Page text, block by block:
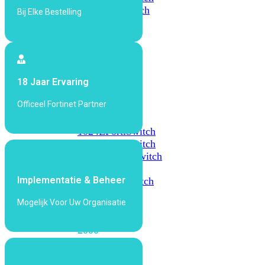
648F
FortiSwitch
1000
1024EFortiSwitch
FortiSwitch
FortiSwitch
FPOEFortiSwitch
2000
Bij Elke Bestelling
18 Jaar Ervaring
Officeel Fortinet Partner
Implementatie & Beheer
Mogelijk Voor Uw Organisatie